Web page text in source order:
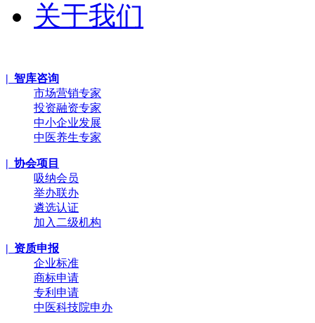
关于我们
| 智库咨询
市场营销专家
投资融资专家
中小企业发展
中医养生专家
| 协会项目
吸纳会员
举办联办
遴选认证
加入二级机构
| 资质申报
企业标准
商标申请
专利申请
中医科技院申办